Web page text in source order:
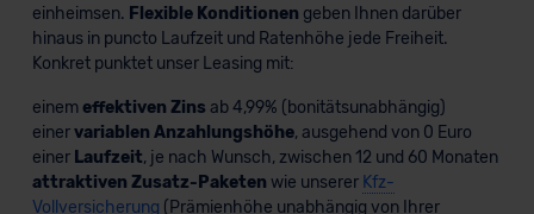
einheimsen. Flexible Konditionen geben Ihnen darüber
hinaus in puncto Laufzeit und Ratenhöhe jede Freiheit.
Konkret punktet unser Leasing mit:
einemeffektiven Zins ab 4,99% (bonitätsunabhängig)
einervariablen Anzahlungshöhe, ausgehend von 0 Euro
einer Laufzeit, je nach Wunsch, zwischen 12 und 60 Monaten
attraktiven Zusatz-Paketen wie unserer Kfz-
Vollversicherung (Prämienhöhe unabhängig von Ihrer